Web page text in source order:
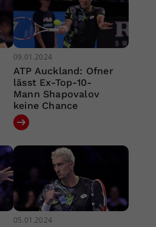
09.01.2024
ATP Auckland: Ofner
lässt Ex-Top-10-
Mann Shapovalov
keine Chance
05.01.2024